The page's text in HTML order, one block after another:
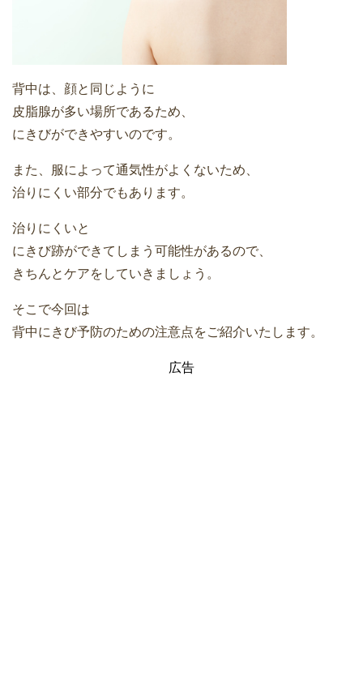
背中は、顔と同じように
皮脂腺が多い場所であるため、
にきびができやすいのです。
また、服によって通気性がよくないため、
治りにくい部分でもあります。
治りにくいと
にきび跡ができてしまう可能性があるので、
きちんとケアをしていきましょう。
そこで今回は
背中にきび予防のための注意点をご紹介いたします。
広告